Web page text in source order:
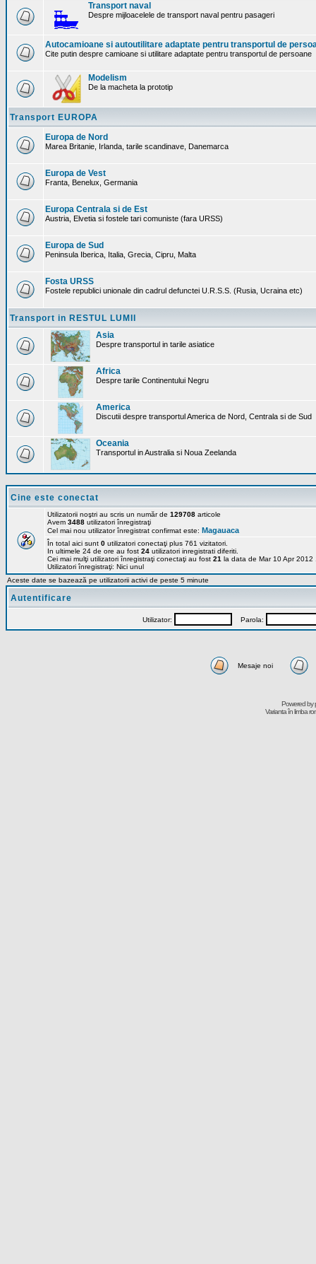
Transport naval
Despre mijloacelele de transport naval pentru pasageri
Autocamioane si autoutilitare adaptate pentru transportul de
Cite putin despre camioane si utilitare adaptate pentru transportul de persoane
Modelism
De la macheta la prototip
Transport EUROPA
Europa de Nord
Marea Britanie, Irlanda, tarile scandinave, Danemarca
Europa de Vest
Franta, Benelux, Germania
Europa Centrala si de Est
Austria, Elvetia si fostele tari comuniste (fara URSS)
Europa de Sud
Peninsula Iberica, Italia, Grecia, Cipru, Malta
Fosta URSS
Fostele republici unionale din cadrul defunctei U.R.S.S. (Rusia, Ucraina etc)
Transport in RESTUL LUMII
Asia
Despre transportul in tarile asiatice
Africa
Despre tarile Continentului Negru
America
Discutii despre transportul America de Nord, Centrala si de Sud
Oceania
Transportul in Australia si Noua Zeelanda
Cine este conectat
Utilizatorii noştri au scris un număr de 129708 articole
Avem 3488 utilizatori înregistraţi
Cel mai nou utilizator înregistrat confirmat este: Magauaca
În total aici sunt 0 utilizatori conectaţi plus 761 vizitatori.
In ultimele 24 de ore au fost 24 utilizatori inregistrati diferiti.
Cei mai mulţi utilizatori înregistraţi conectaţi au fost 21 la data de Mar 10 Apr 2012
Utilizatori înregistraţi: Nici unul
Aceste date se bazează pe utilizatorii activi de peste 5 minute
Autentificare
Utilizator: Parola:
Mesaje noi
Powered by
Varianta în limba